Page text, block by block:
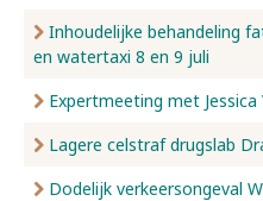
Inhoudelijke behandeling
en watertaxi 8 en 9 juli
Expertmeeting met Jessica
Lagere celstraf drugslab
Dodelijk verkeersongeval